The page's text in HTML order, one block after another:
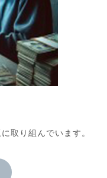
取り組んでいます。